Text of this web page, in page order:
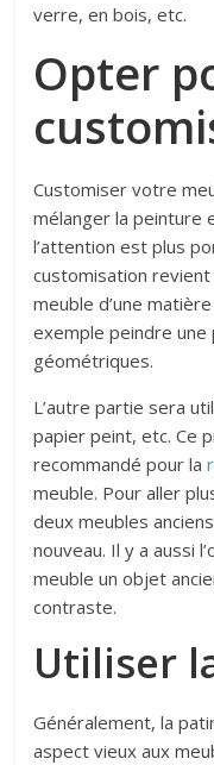
verre, en bois, etc.
Opter
Customiser votre
mélanger la peinture
l’attention est plus
customisation
meuble d’une
exemple peindre
géométriques.
L’autre partie sera
papier peint, etc. Ce
recommandé pour la
meuble. Pour aller
deux meubles
nouveau. Il y a aussi
meuble un objet
contraste.
Utiliser
Généralement, la
aspect vieux aux